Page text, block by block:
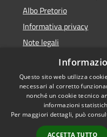
Albo Pretorio
Informativa privacy
Note legali
Dichiarazione di
Accessibilità
Questo sito web utilizza
necessari al corretto
nonché un cookie tecnico
informazioni
Per maggiori dettagli, può
ACCETTA TUTTO